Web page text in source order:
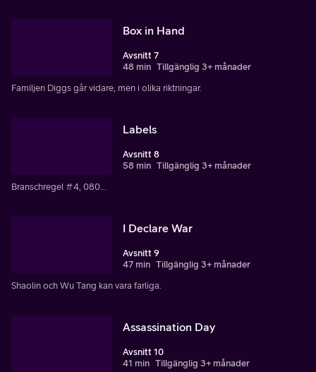
Box in Hand
Avsnitt 7
48 min Tillgänglig 3+ månader
Familjen Diggs går vidare, men i olika riktningar.
Labels
Avsnitt 8
58 min Tillgänglig 3+ månader
Branschregel #4, 080...
I Declare War
Avsnitt 9
47 min Tillgänglig 3+ månader
Shaolin och Wu Tang kan vara farliga.
Assassination Day
Avsnitt 10
41 min Tillgänglig 3+ månader